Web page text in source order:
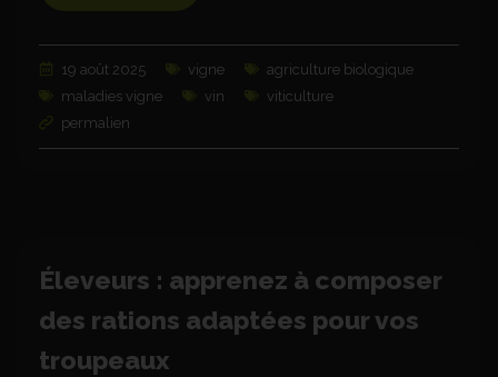
19 août 2025 vigne
agriculture biologique
maladies vigne
vin
viticulture
permalien
Éleveurs : apprenez à composer
des rations adaptées pour vos
troupeaux